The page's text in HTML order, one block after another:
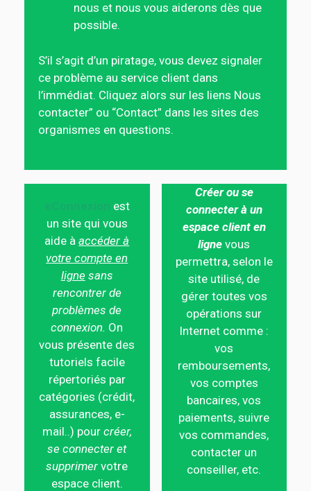
nous et nous vous aiderons dès que
possible.
S’il s’agit d’un piratage, vous devez signaler
ce problème au service client dans
l’immédiat. Cliquez alors sur les liens Nous
contacter” ou “Contact” dans les sites des
organismes en questions.
est
un site qui vous
aide àaccéder à
votre compte en
ligne sans
rencontrer de
problèmes de
connexion. On
vous présente des
tutoriels facile
répertoriés par
catégories (crédit,
assurances, e-
mail..) pour créer,
se connecter et
supprimer votre
espace client.
Créer ou se
connecter à un
espace client en
ligne vous
permettra, selon le
site utilisé, de
gérer toutes vos
opérations sur
Internet comme :
vos
remboursements,
vos comptes
bancaires, vos
paiements, suivre
vos commandes,
contacter un
conseiller, etc.